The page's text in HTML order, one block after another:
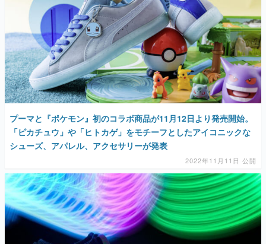
プーマと『ポケモン』初のコラボ商品が11月12日より発売開始。
「ピカチュウ」や「ヒトカゲ」をモチーフとしたアイコニックな
シューズ、アパレル、アクセサリーが発表
2022年11月11日 公開